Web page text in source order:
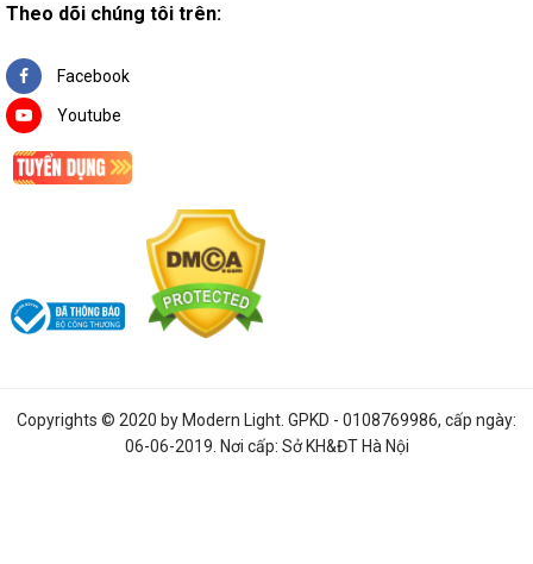
Theo dõi chúng tôi trên:
Facebook
Youtube
Copyrights © 2020 by Modern Light . GPKD - 0108769986, cấp ngày:
06-06-2019. Nơi cấp: Sở KH&ĐT Hà Nội